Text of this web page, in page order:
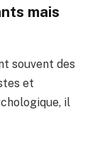
mais
souvent des
et
il